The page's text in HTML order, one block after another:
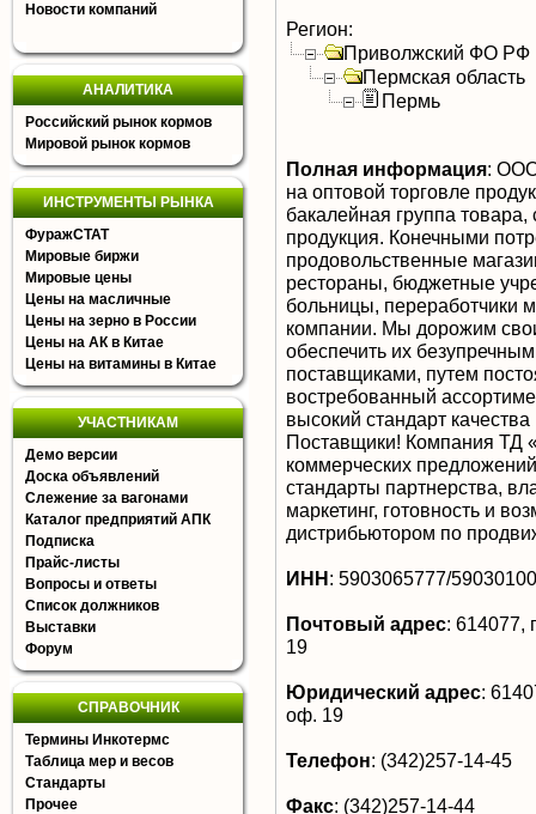
Новости компаний
АНАЛИТИКА
Российский рынок кормов
Мировой рынок кормов
ИНСТРУМЕНТЫ РЫНКА
ФуражСТАТ
Мировые биржи
Мировые цены
Цены на масличные
Цены на зерно в России
Цены на АК в Китае
Цены на витамины в Китае
УЧАСТНИКАМ
Демо версии
Доска объявлений
Слежение за вагонами
Каталог предприятий АПК
Подписка
Прайс-листы
Вопросы и ответы
Список должников
Выставки
Форум
СПРАВОЧНИК
Термины Инкотермс
Таблица мер и весов
Стандарты
Прочее
Регион:
Приволжский ФО РФ
Пермская область
Пермь
Полная информация: ООО
на оптовой торговле
бакалейная группа
продукция. Конечными
продовольственные
рестораны, бюджетные
больницы, переработчики
компании. Мы дорожим
обеспечить их
поставщиками, путем
востребованный
высокий стандарт
Поставщики! Компания ТД
коммерческих
стандарты партнерства,
маркетинг, готовность и
дистрибьютором по
ИНН: 5903065777/
Почтовый адрес: 614077,
19
Юридический адрес:
оф. 19
Телефон: (342)257-14-45
Факс: (342)257-14-44